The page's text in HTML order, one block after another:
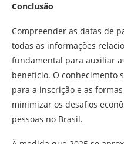
Conclusão
Compreender as datas de
todas as informações
fundamental para auxiliar
benefício. O conhecimento
para a inscrição e as
minimizar os desafios
pessoas no Brasil.